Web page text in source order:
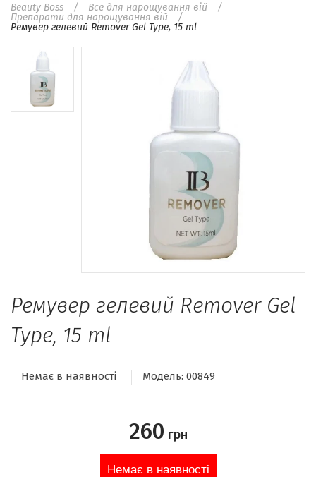
Beauty Boss
Все для нарощування вій
Препарати для нарощування вій
Ремувер гелевий Remover Gel Type, 15 ml
Ремувер гелевий Remover Gel
Type, 15 ml
Немає в наявності Модель: 00849
260 грн
Немає в наявності